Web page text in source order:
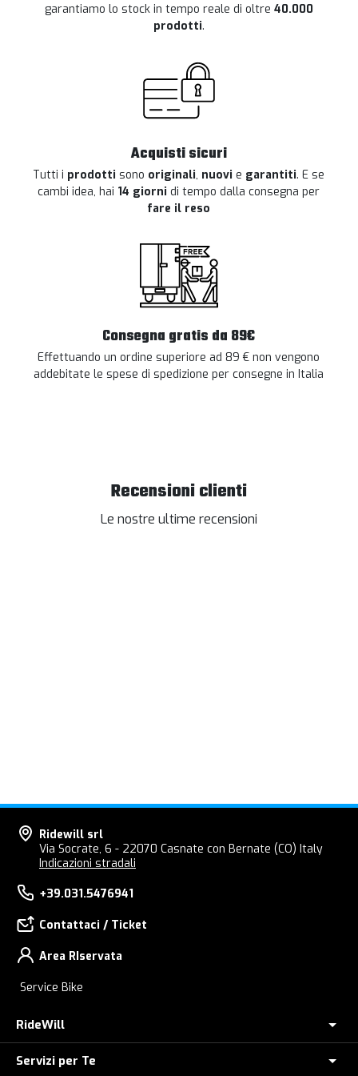
garantiamo lo stock in tempo reale di oltre 40.000
prodotti.
Acquisti sicuri
Tutti i prodotti sono originali, nuovi e garantiti. E se
cambi idea, hai 14 giorni di tempo dalla consegna per
fare il reso
Consegna gratis da 89€
Effettuando un ordine superiore ad 89 € non vengono
addebitate le spese di spedizione per consegne in Italia
Recensioni clienti
Le nostre ultime recensioni
Ridewill srl
Via Socrate, 6 - 22070 Casnate con Bernate (CO) Italy
Indicazioni stradali
+39.031.5476941
Contattaci / Ticket
Area RIservata
Service Bike
RideWill
Chi Siamo
Servizi per Te